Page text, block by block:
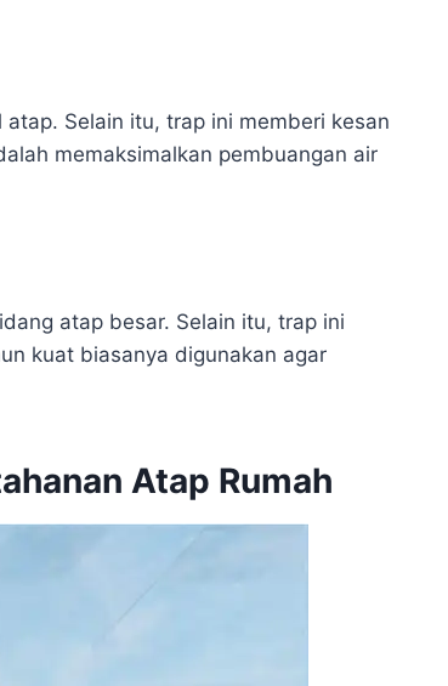
Selain itu, trap ini memberi kesan
memaksimalkan pembuangan air
atap besar. Selain itu, trap ini
kuat biasanya digunakan agar
Atap Rumah